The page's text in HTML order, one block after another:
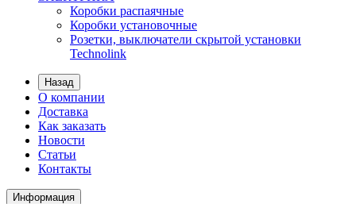
Коробки распаячные
Коробки установочные
Розетки, выключатели скрытой установки
Technolink
Назад
О компании
Доставка
Как заказать
Новости
Статьи
Контакты
Информация